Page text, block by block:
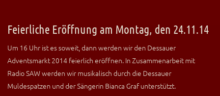
Feierliche Eröffnung am Montag, den 24.11.14
Um 16 Uhr ist es soweit, dann werden wir den Dessauer
Adventsmarkt 2014 feierlich eröffnen. In Zusammenarbeit mit
Radio SAW werden wir musikalisch durch die Dessauer
Muldespatzen und der Sängerin Bianca Graf unterstützt.